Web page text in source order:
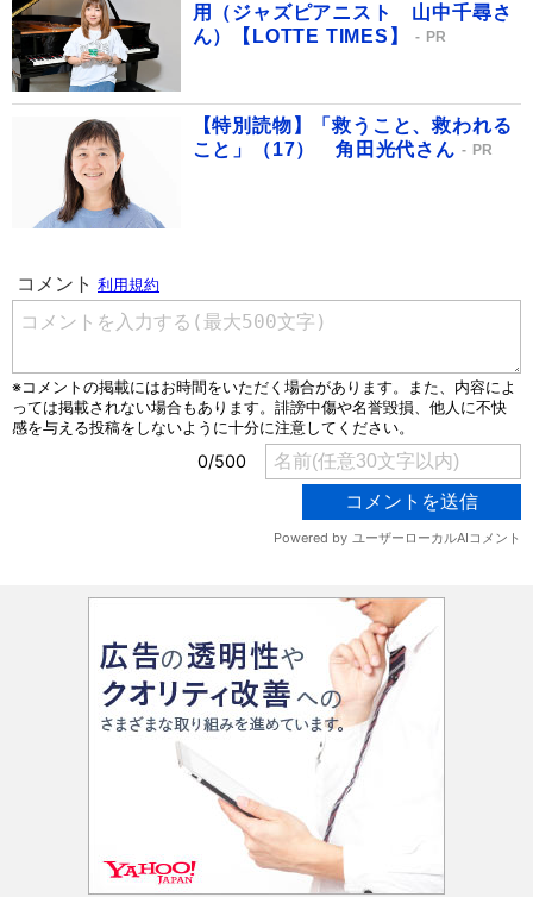
用（ジャズピアニスト 山中千尋さ
ん）【LOTTE TIMES】
PR
【特別読物】「救うこと、救われる
こと」（17） 角田光代さん
PR